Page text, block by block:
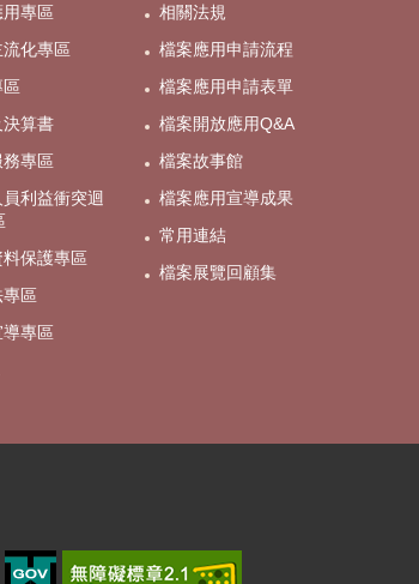
專區
化專區
算書
務專區
利益衝突迴
保護專區
區
專區
相關法規
檔案應用申請流程
檔案應用申請表單
檔案開放應用Q&A
檔案故事館
檔案應用宣導成果
常用連結
檔案展覽回顧集